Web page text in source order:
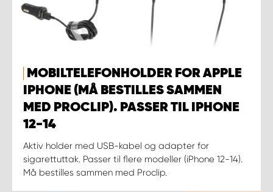
MOBILTELEFONHOLDER FOR APPLE
IPHONE (MÅ BESTILLES SAMMEN
MED PROCLIP). PASSER TIL IPHONE
12-14
Aktiv holder med USB-kabel og adapter for
sigarettuttak. Passer til flere modeller (iPhone 12-14).
Må bestilles sammen med Proclip.